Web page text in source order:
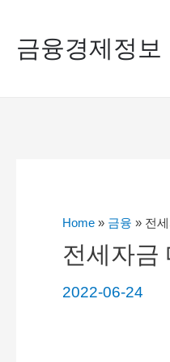
금융경제정보
Home » 금융 » 전
전세자금
2022-06-24